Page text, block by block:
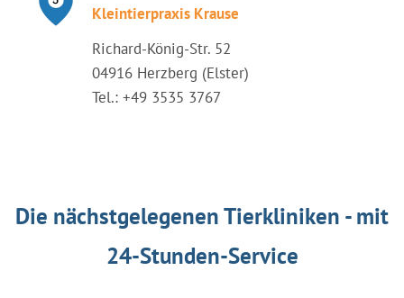
Kleintierpraxis Krause
Richard-König-Str. 52
04916 Herzberg (Elster)
Tel.: +49 3535 3767
Die nächstgelegenen Tierkliniken - mit
24-Stunden-Service